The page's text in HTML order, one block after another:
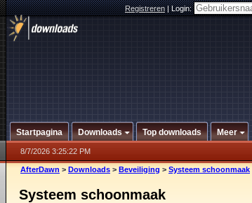
Registreren|Login:
Startpagina Downloads Top downloads Meer
8/7/2026 3:25:22 PM
AfterDawn > Downloads > Beveiliging > Systeem schoonmaak
Systeem schoonmaak